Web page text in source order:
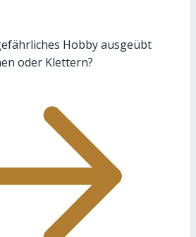
Hobby ausgeübt
oder Klettern?